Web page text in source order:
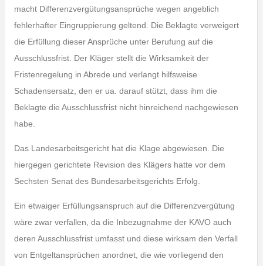
macht Differenzvergütungsansprüche wegen angeblich
fehlerhafter Eingruppierung geltend. Die Beklagte verweigert
die Erfüllung dieser Ansprüche unter Berufung auf die
Ausschlussfrist. Der Kläger stellt die Wirksamkeit der
Fristenregelung in Abrede und verlangt hilfsweise
Schadensersatz, den er ua. darauf stützt, dass ihm die
Beklagte die Ausschlussfrist nicht hinreichend nachgewiesen
habe.
Das Landesarbeitsgericht hat die Klage abgewiesen. Die
hiergegen gerichtete Revision des Klägers hatte vor dem
Sechsten Senat des Bundesarbeitsgerichts Erfolg.
Ein etwaiger Erfüllungsanspruch auf die Differenzvergütung
wäre zwar verfallen, da die Inbezugnahme der KAVO auch
deren Ausschlussfrist umfasst und diese wirksam den Verfall
von Entgeltansprüchen anordnet, die wie vorliegend den